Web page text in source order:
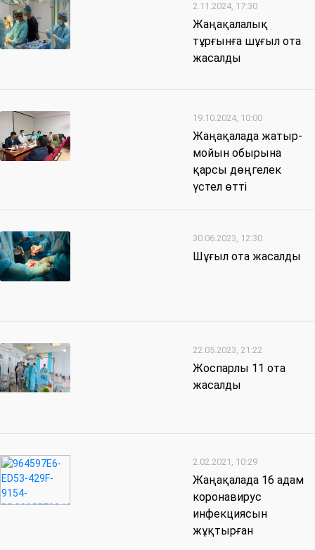
2.11.2024, 17:30
Жаңақалалық
тұрғынға шұғыл ота
жасалды
19.10.2024, 10:00
Жаңақалада жатыр-
мойын обырына
қарсы дөңгелек
үстел өтті
30.06.2023, 12:30
Шұғыл ота жасалды
22.05.2023, 21:22
Жоспарлы 11 ота
жасалды
2.02.2021, 10:29
Жаңақалада 16 адам
коронавирус
инфекциясын
жұқтырған